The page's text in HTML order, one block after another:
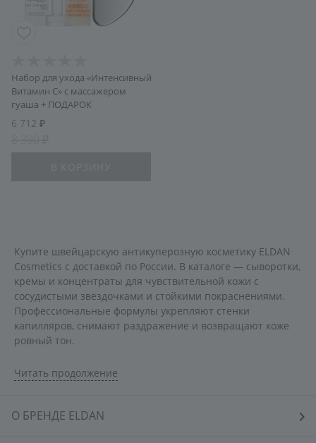
Набор для ухода «Интенсивный
Витамин С» c массажером
гуаша + ПОДАРОК
6 712
Купите швейцарскую антикуперозную косметику ELDAN
Cosmetics с доставкой по России. В каталоге — сыворотки,
кремы и концентраты для чувствительной кожи с
сосудистыми звёздочками и стойкими покраснениями.
Профессиональные формулы укрепляют стенки
капилляров, снимают раздражение и возвращают коже
ровный тон.
Антикуперозная линия ELDAN Cosmetics создана для
появлению сосудистых звёздочек и сеточки;
Читать продолжение
О БРЕНДЕ ELDAN